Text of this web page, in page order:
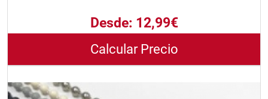
Desde: 12,99€
Calcular Precio